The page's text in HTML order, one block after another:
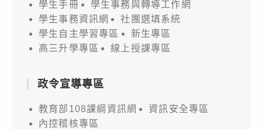
學生手冊
學生事務與轉導工作網
學生事務資訊網
社團選填系統
學生自主學習專區
新生專區
高三升學專區
線上授課專區
政令宣導專區
教育部108課綱資訊網
資訊安全專區
內控稽核專區